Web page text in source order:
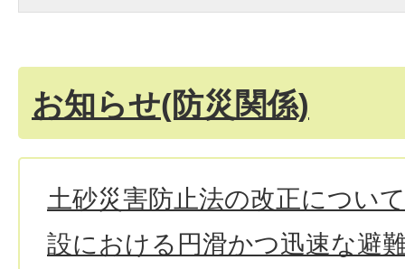
お知らせ(防災関係)
土砂災害防止法の改正につい
設における円滑かつ迅速な避